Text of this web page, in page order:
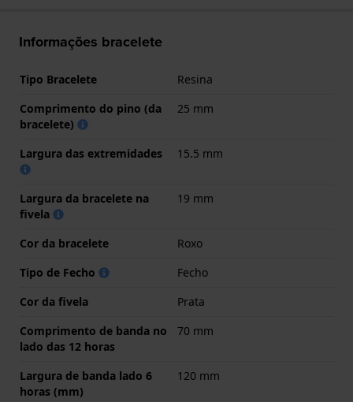
Informações bracelete
Tipo Bracelete
Resina
Comprimento do pino (da
bracelete)
25 mm
Largura das extremidades 15.5 mm
Largura da bracelete na
fivela
19 mm
Cor da bracelete
Roxo
Tipo de Fecho
Fecho
Cor da fivela
Prata
Comprimento de banda no
lado das 12 horas
70 mm
Largura de banda lado 6
horas (mm)
120 mm